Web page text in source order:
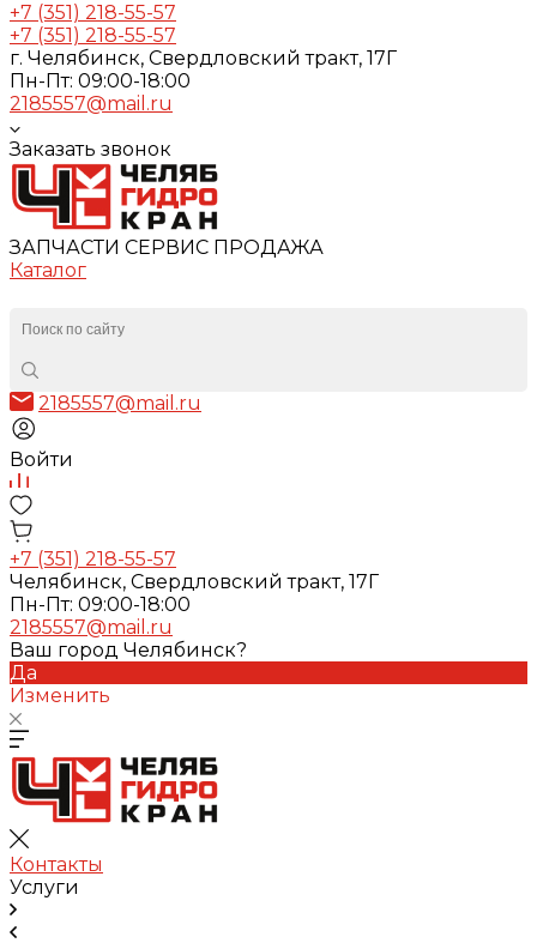
+7 (351) 218-55-57
+7 (351) 218-55-57
г. Челябинск, Свердловский тракт, 17Г
Пн-Пт: 09:00-18:00
2185557@mail.ru
Заказать звонок
ЗАПЧАСТИ СЕРВИС ПРОДАЖА
Каталог
2185557@mail.ru
Войти
+7 (351) 218-55-57
Челябинск, Свердловский тракт, 17Г
Пн-Пт: 09:00-18:00
2185557@mail.ru
Ваш город Челябинск?
Да
Изменить
Контакты
Услуги